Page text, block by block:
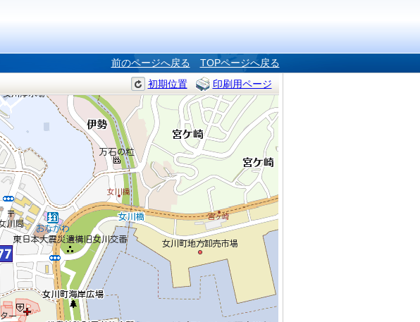
前のページへ戻る TOPページへ戻る
初期位置 印刷用ページ